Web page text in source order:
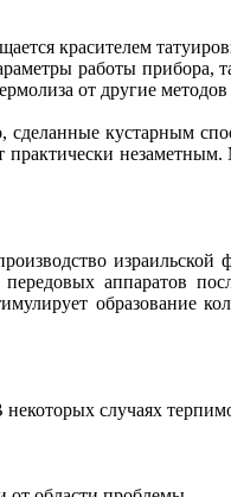
красителем
работы прибора,
от другие методов
сделанные кустарным
практически
аппаратов
образование
случаях